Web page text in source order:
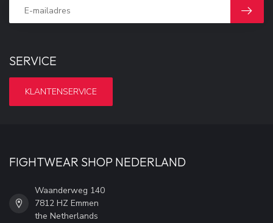
SERVICE
KLANTENSERVICE
FIGHTWEAR SHOP NEDERLAND
Waanderweg 140
7812 HZ Emmen
the Netherlands